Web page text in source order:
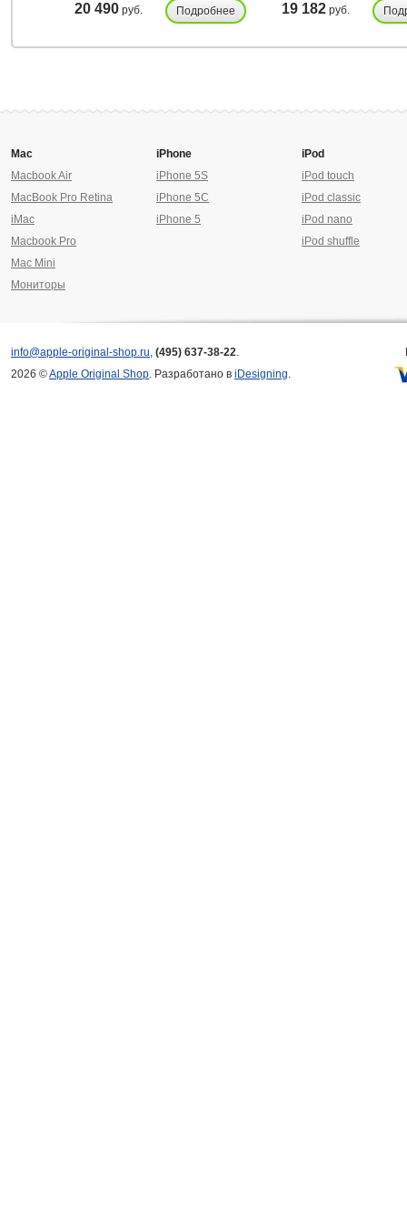
20 490 руб. Подробнее 19 182 руб.
Mac
Macbook Air
MacBook Pro Retina
iMac
Macbook Pro
Mac Mini
Мониторы
iPhone
iPhone 5S
iPhone 5C
iPhone 5
iPod
iPod touch
iPod classic
iPod nano
iPod shuffle
info@apple-original-shop.ru, (495) 637-38-22.
2026 ©Apple Original Shop. Разработано в iDesigning.